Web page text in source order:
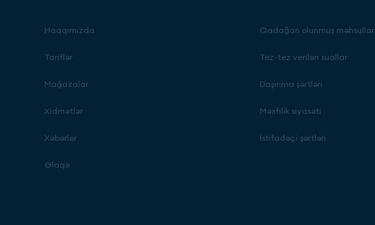
Haqqımızda
Tariflər
Mağazalar
Xidmətlər
Xəbərlər
Əlaqə
Qadağan olunmuş məhsullar
Tez-tez verilən suallar
Daşınma şərtləri
Məxfilik siyasəti
İstifadəçi şərtləri